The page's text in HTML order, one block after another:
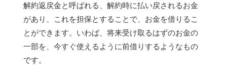
解約返戻金と呼ばれる、解約時に払い戻されるお金
があり、これを担保とすることで、お金を借りるこ
とができます。いわば、将来受け取るはずのお金の
一部を、今すぐ使えるように前借りするようなもの
です。